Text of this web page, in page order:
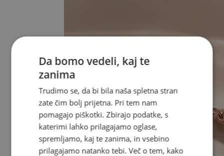
Da bomo vedeli, kaj te
zanima
Trudimo se, da bi bila naša spletna stran
zate čim bolj prijetna. Pri tem nam
pomagajo piškotki. Zbirajo podatke, s
katerimi lahko prilagajamo oglase,
spremljamo, kaj te zanima, in vsebino
prilagajamo natanko tebi. Več o tem, kako